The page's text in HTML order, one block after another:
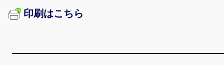
印刷はこちら